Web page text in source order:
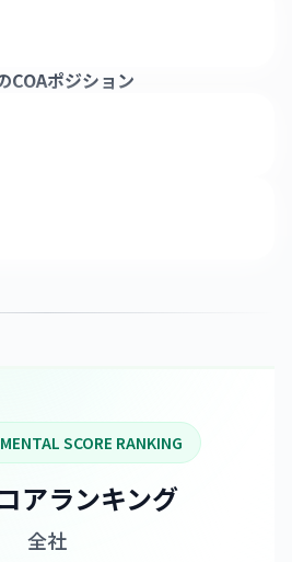
COAポジション
SCORE RANKING
アランキング
全社